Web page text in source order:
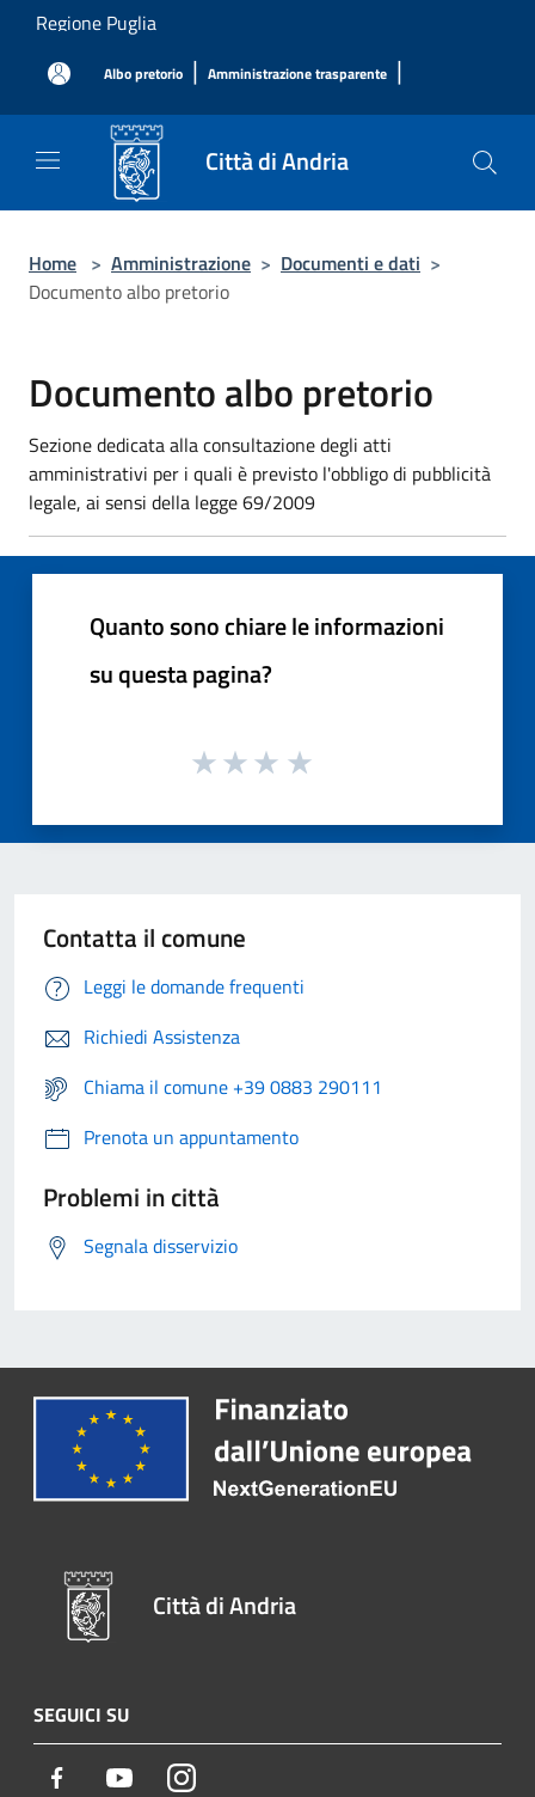
Salta al contenuto principale
Regione Puglia
Albo pretorio | Amministrazione trasparente |
Città di Andria
Home > Amministrazione > Documenti e dati >
Documento albo pretorio
Documento albo pretorio
Sezione dedicata alla consultazione degli atti
amministrativi per i quali è previsto l'obbligo di pubblicità
legale, ai sensi della legge 69/2009
Quanto sono chiare le informazioni
su questa pagina?
Contatta il comune
Leggi le domande frequenti
Richiedi Assistenza
Chiama il comune +39 0883 290111
Prenota un appuntamento
Problemi in città
Segnala disservizio
Città di Andria
SEGUICI SU
Facebook YoutubeInstagram